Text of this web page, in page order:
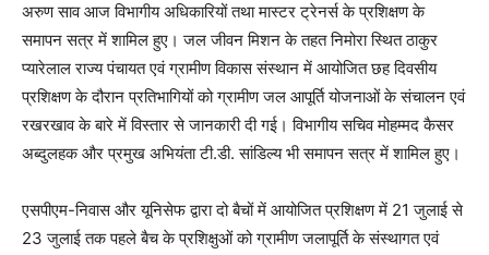
अरुण साव आज विभागीय अधिकारियों तथा मास्टर ट्रेनर्स के प्रशिक्षण के
समापन सत्र में शामिल हुए। जल जीवन मिशन के तहत निमोरा स्थित ठाकुर
प्यारेलाल राज्य पंचायत एवं ग्रामीण विकास संस्थान में आयोजित छह दिवसीय
प्रशिक्षण के दौरान प्रतिभागियों को ग्रामीण जल आपूर्ति योजनाओं के संचालन एवं
रखरखाव के बारे में विस्तार से जानकारी दी गई। विभागीय सचिव मोहम्मद कैसर
अब्दुलहक और प्रमुख अभियंता टी.डी. सांडिल्य भी समापन सत्र में शामिल हुए।
एसपीएम-निवास और यूनिसेफ द्वारा दो बैचों में आयोजित प्रशिक्षण में 21 जुलाई से
23 जुलाई तक पहले बैच के प्रशिक्षुओं को ग्रामीण जलापूर्ति के संस्थागत एवं